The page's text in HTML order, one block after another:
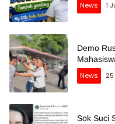
News
1
Demo
News
Sok Suci